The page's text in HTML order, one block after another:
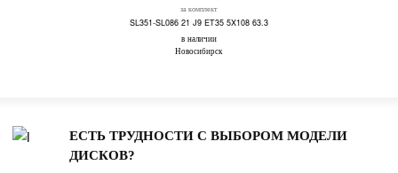
за комплект
SL351-SL086 21 J9 ET35 5X108 63.3
в наличии
Новосибирск
ЕСТЬ ТРУДНОСТИ С ВЫБОРОМ МОДЕЛИ
ДИСКОВ?